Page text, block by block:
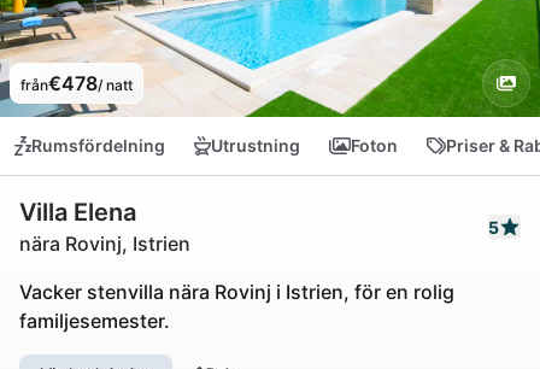
från€478/ natt
Rumsfördelning Utrustning Foton Priser &
Villa Elena
nära Rovinj, Istrien
5
Vacker stenvilla nära Rovinj i Istrien, för en rolig
familjesemester.